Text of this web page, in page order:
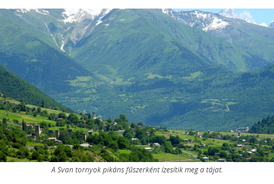
A Svan tornyok pikáns fűszerként ízesítik meg a tájat.